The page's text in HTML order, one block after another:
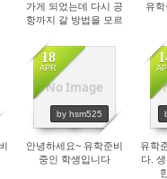
가게 되었는데 다시 공
항까지 갈 방법을 모르
유학
No Image
18
APR
by hsm525
2774
안녕하세요~ 유학준비
중인 학생입니다
유학
다.